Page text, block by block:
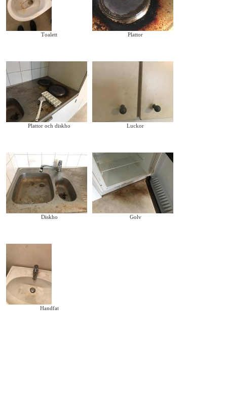
Toalett Plattor
Plattor och diskho Luckor
Diskho Golv
Handfat